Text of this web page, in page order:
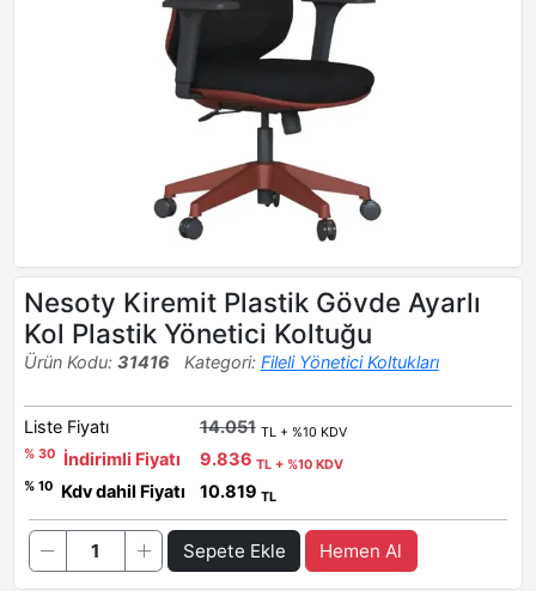
Nesoty Kiremit Plastik Gövde Ayarlı
Kol Plastik Yönetici Koltuğu
Ürün Kodu: 31416 Kategori: Fileli Yönetici Koltukları
Liste Fiyatı 14.051 TL + %10 KDV
% 30
İndirimli Fiyatı 9.836 TL + %10 KDV
% 10
Kdv dahil Fiyatı 10.819 TL
Sepete Ekle Hemen Al